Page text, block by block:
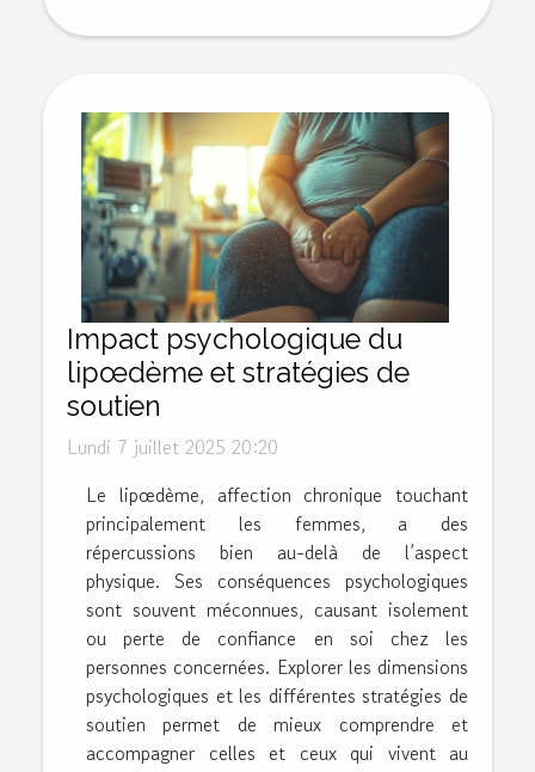
Impact psychologique du
lipœdème et stratégies de
soutien
Lundi 7 juillet 2025 20:20
Le lipœdème, affection chronique touchant
principalement les femmes, a des
répercussions bien au-delà de l’aspect
physique. Ses conséquences psychologiques
sont souvent méconnues, causant isolement
ou perte de confiance en soi chez les
personnes concernées. Explorer les dimensions
psychologiques et les différentes stratégies de
soutien permet de mieux comprendre et
accompagner celles et ceux qui vivent au